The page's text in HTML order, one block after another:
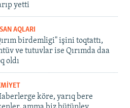
yetti
AQLARI
birdemligi" işini toqtattı,
ve tutuvlar ise Qırımda daa
oldı
köre, yarıq bere